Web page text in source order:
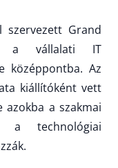
szervezett Grand
a vállalati IT
középpontba. Az
kiállítóként vett
a szakmai
a technológiai